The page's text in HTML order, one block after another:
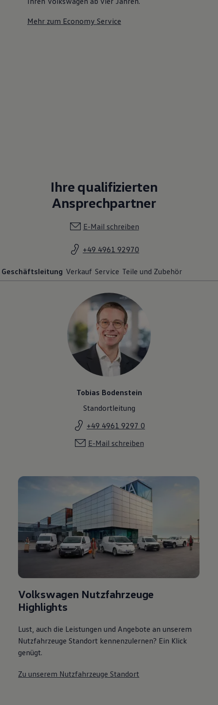
Mehr zum Economy Service
Ihre qualifizierten
Ansprechpartner
E-Mail schreiben
+49 4961 92970
Geschäftsleitung Verkauf Service Teile und Zubehör
Tobias Bodenstein
Standortleitung
+49 4961 9297 0
E-Mail schreiben
Volkswagen Nutzfahrzeuge
Highlights
Lust, auch die Leistungen und Angebote an unserem
Nutzfahrzeuge Standort kennenzulernen? Ein Klick
genügt.
Zu unserem Nutzfahrzeuge Standort